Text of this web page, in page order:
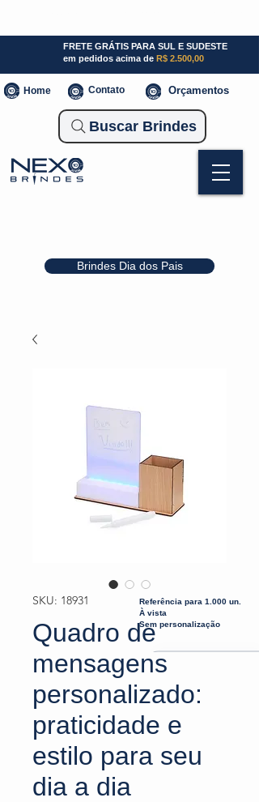
Brindes Dia dos Pais
FRETE GRÁTIS PARA SUL E SUDESTE
em pedidos acima de R$ 2.500,00
Home Contato Orçamentos
Buscar Brindes
SKU: 18931
Quadro de
mensagens
personalizado:
praticidade e
estilo para seu
dia a dia
Referência para 1.000 un.
À vista
Sem personalização